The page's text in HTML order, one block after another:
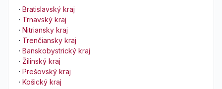
· Bratislavský kraj
· Trnavský kraj
· Nitriansky kraj
· Trenčiansky kraj
· Banskobystrický kraj
· Žilinský kraj
· Prešovský kraj
· Košický kraj